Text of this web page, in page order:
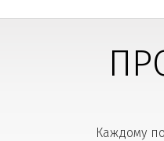
Каждому